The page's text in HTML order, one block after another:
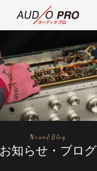
News&Blog
お知らせ・ブログ